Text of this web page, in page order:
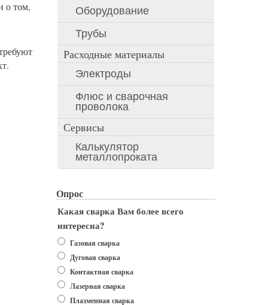
о том,
Оборудование
Трубы
Расходные материалы
Электроды
Флюс и сварочная
проволока
Сервисы
Калькулятор
металлопроката
Опрос
Какая сварка Вам более всего
интересна?
Варианты
Газовая сварка
Дуговая сварка
Контактная сварка
Лазерная сварка
Плазменная сварка